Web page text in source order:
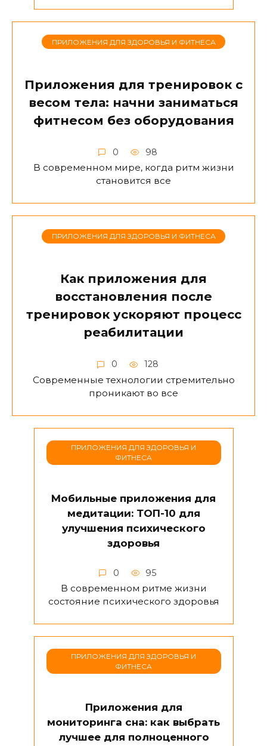
ПРИЛОЖЕНИЯ ДЛЯ ЗДОРОВЬЯ И ФИТНЕСА
Приложения для тренировок с
весом тела: начни заниматься
фитнесом без оборудования
0 98
В современном мире, когда ритм жизни
становится все
ПРИЛОЖЕНИЯ ДЛЯ ЗДОРОВЬЯ И ФИТНЕСА
Как приложения для
восстановления после
тренировок ускоряют процесс
реабилитации
0 128
Современные технологии стремительно
проникают во все
ПРИЛОЖЕНИЯ ДЛЯ ЗДОРОВЬЯ И
ФИТНЕСА
Мобильные приложения для
медитации: ТОП-10 для
улучшения психического
здоровья
0 95
В современном ритме жизни
состояние психического здоровья
ПРИЛОЖЕНИЯ ДЛЯ ЗДОРОВЬЯ И
ФИТНЕСА
Приложения для
мониторинга сна: как выбрать
лучшее для полноценного